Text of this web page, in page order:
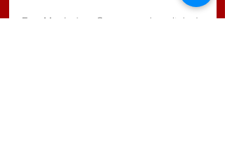
Em Mogi das Cruzes, o hospital de